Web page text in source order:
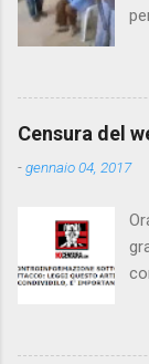
Censura del
-gennaio 04, 2017